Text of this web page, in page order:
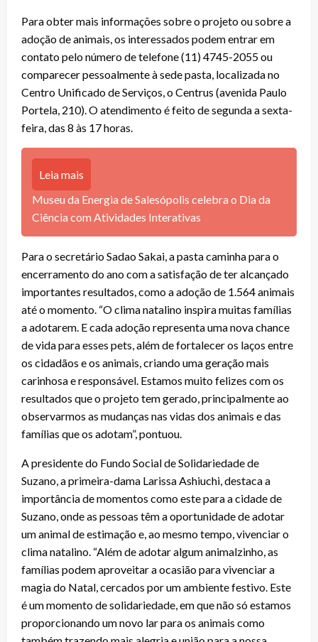
Para obter mais informações sobre o projeto ou sobre a
adoção de animais, os interessados podem entrar em
contato pelo número de telefone (11) 4745-2055 ou
comparecer pessoalmente à sede pasta, localizada no
Centro Unificado de Serviços, o Centrus (avenida Paulo
Portela, 210). O atendimento é feito de segunda a sexta-
feira, das 8 às 17 horas.
Leia mais
Museu da Energia de Salesópolis celebra o Dia da
Ciência com Atividades Interativas
Para o secretário Sadao Sakai, a pasta caminha para o
encerramento do ano com a satisfação de ter alcançado
importantes resultados, como a adoção de 1.564 animais
até o momento. “O clima natalino inspira muitas famílias
a adotarem. E cada adoção representa uma nova chance
de vida para esses pets, além de fortalecer os laços entre
os cidadãos e os animais, criando uma geração mais
carinhosa e responsável. Estamos muito felizes com os
resultados que o projeto tem gerado, principalmente ao
observarmos as mudanças nas vidas dos animais e das
famílias que os adotam”, pontuou.
A presidente do Fundo Social de Solidariedade de
Suzano, a primeira-dama Larissa Ashiuchi, destaca a
importância de momentos como este para a cidade de
Suzano, onde as pessoas têm a oportunidade de adotar
um animal de estimação e, ao mesmo tempo, vivenciar o
clima natalino. “Além de adotar algum animalzinho, as
famílias podem aproveitar a ocasião para vivenciar a
magia do Natal, cercados por um ambiente festivo. Este
é um momento de solidariedade, em que não só estamos
proporcionando um novo lar para os animais como